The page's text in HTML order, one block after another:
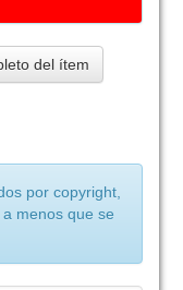
del ítem
por copyright,
menos que se